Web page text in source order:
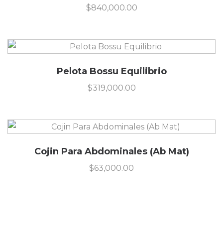
$840,000.00
Pelota Bossu Equilibrio
$319,000.00
Cojin Para Abdominales (Ab Mat)
$63,000.00